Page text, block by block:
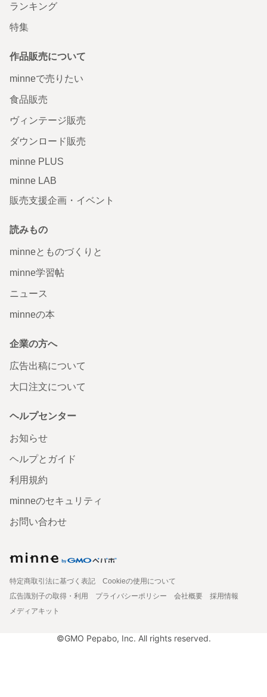
ランキング
特集
作品販売について
minneで売りたい
食品販売
ヴィンテージ販売
ダウンロード販売
minne PLUS
minne LAB
販売支援企画・イベント
読みもの
minneとものづくりと
minne学習帖
ニュース
minneの本
企業の方へ
広告出稿について
大口注文について
ヘルプセンター
お知らせ
ヘルプとガイド
利用規約
minneのセキュリティ
お問い合わせ
特定商取引法に基づく表記
Cookieの使用について
広告識別子の取得・利用
プライバシーポリシー 会社概要
採用情報
メディアキット
©GMO Pepabo, Inc. All rights reserved.